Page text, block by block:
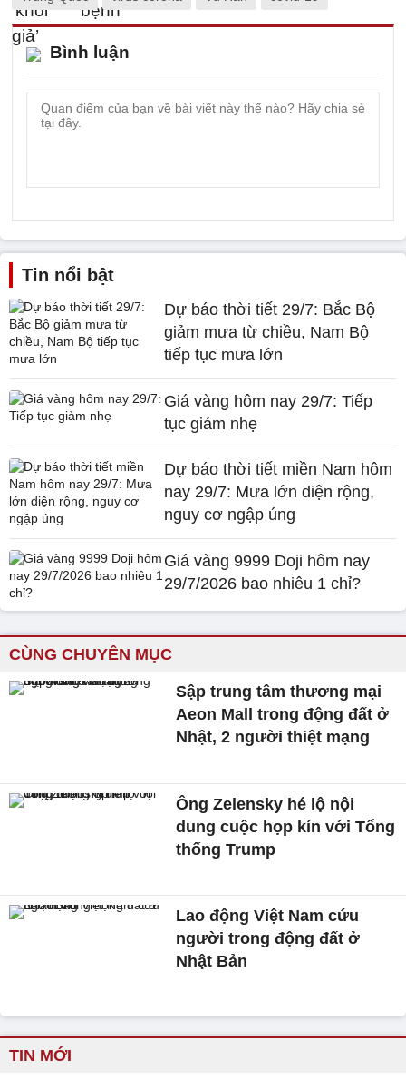
Bình luận
Tin nổi bật
Dự báo thời tiết 29/7: Bắc Bộ
giảm mưa từ chiều, Nam Bộ
tiếp tục mưa lớn
Giá vàng hôm nay 29/7: Tiếp
tục giảm nhẹ
Dự báo thời tiết miền Nam hôm
nay 29/7: Mưa lớn diện rộng,
nguy cơ ngập úng
Giá vàng 9999 Doji hôm nay
29/7/2026 bao nhiêu 1 chỉ?
CÙNG CHUYÊN MỤC
Sập trung tâm thương mại
Aeon Mall trong động đất ở
Nhật, 2 người thiệt mạng
Ông Zelensky hé lộ nội
dung cuộc họp kín với Tổng
thống Trump
Lao động Việt Nam cứu
người trong động đất ở
Nhật Bản
TIN MỚI